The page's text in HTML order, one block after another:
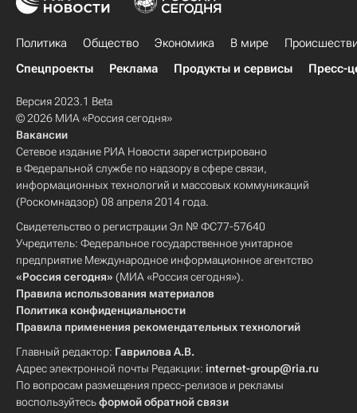
Политика Общество Экономика В мире
Спецпроекты
Реклама Продукты и сервисы Пресс-
Версия 2023.1 Beta
© 2026 МИА «Россия сегодня»
Вакансии
Сетевое издание РИА Новости зарегистрировано
в Федеральной службе по надзору в сфере связи,
информационных технологий и массовых коммуникаций
(Роскомнадзор) 08 апреля 2014 года.
Свидетельство о регистрации Эл № ФС77-57640
Учредитель: Федеральное государственное унитарное
предприятие Международное информационное агентство
«Россия сегодня» (МИА «Россия сегодня»).
Правила использования материалов
Политика конфиденциальности
Правила применения рекомендательных технологий
Главный редактор: Гаврилова А.В.
Адрес электронной почты Редакции: internet-group@ria.ru
По вопросам размещения пресс-релизов и рекламы
воспользуйтесьформой обратной связи